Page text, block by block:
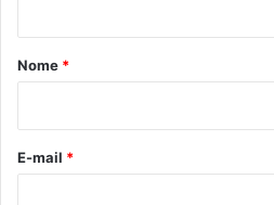
r
*
Nome *
E-mail *